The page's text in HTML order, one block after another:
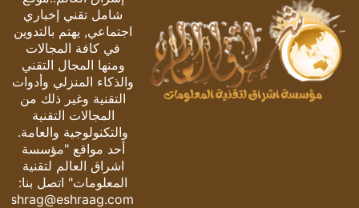
شامل تقني إخباري
اجتماعي, يهتم بالتدوين
في كافة المجالات
ومنها المجال التقني
والذكاء المنزلي وأدوات
التقنية وغير ذلك من
المجالات التقنية
والتكنولوجية والعامة.
أحد مواقع "مؤسسة
اشراق العالم لتقنية
المعلومات" اتصل بنا:
eshrag@eshraag.com